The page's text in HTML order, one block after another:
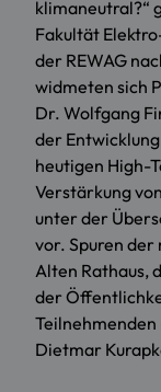
klimaneutral?“
Fakultät
der REWAG
widmeten sich
Dr. Wolfgang
der
heutigen High-
Verstärkung
unter der
vor. Spuren
Alten Rathaus,
der
Dietmar